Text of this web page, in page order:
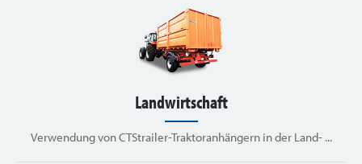
Landwirtschaft
Verwendung von CTStrailer-Traktoranhängern in der Land- ...